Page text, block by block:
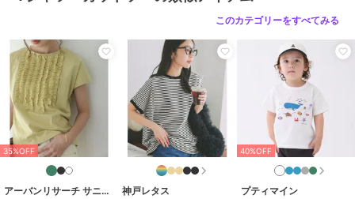
レタン8%（リブ部分）綿98% ポ
商品のお取り扱い方法
特徴
トップス
無地/５分・７分袖
チュニック丈（トップス）
Tシャツ・カットソー
無地/５分・７分袖 / ボタン/
チュニック丈（トップス）
原産国 中国製
このカテゴリーをすべてみる
35%OFF
アーバンリサーチ サニーレーベル 神戸レタス
40%OFF
プティマイン